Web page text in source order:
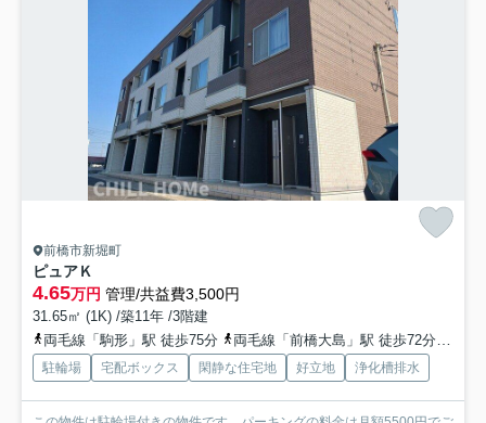
前橋市新堀町
ピュアＫ
4.65万円 管理/共益費3,500円
31.65㎡ (1K) /築11年 /3階建
両毛線「駒形」駅 徒歩75分
両毛線「前橋大島」駅 徒歩72分
駐輪場 宅配ボックス 閑静な住宅地 好立地 浄化槽排水